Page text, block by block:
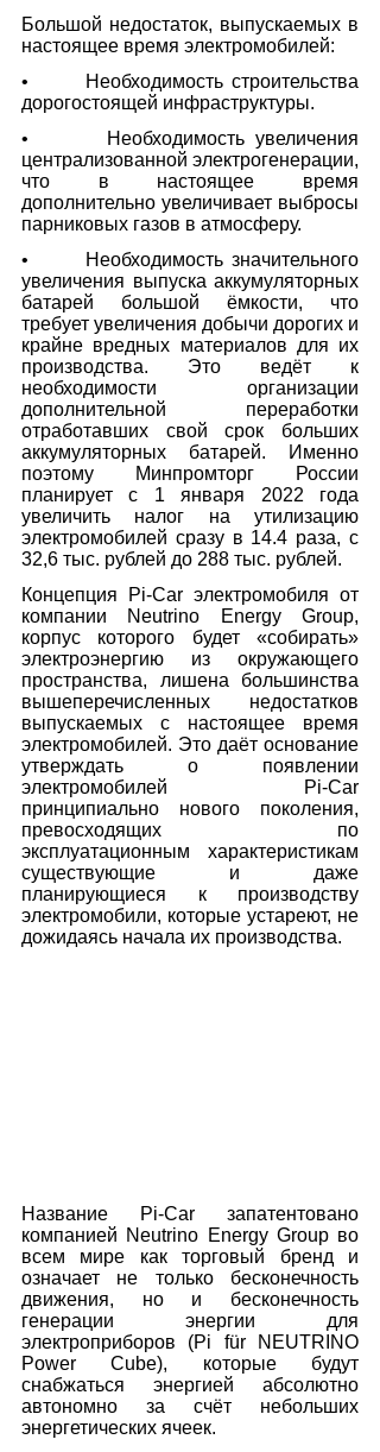
Большой недостаток, выпускаемых в
настоящее время электромобилей:
•       Необходимость строительства
дорогостоящей инфраструктуры.
•       Необходимость увеличения
централизованной электрогенерации,
что в настоящее время
дополнительно увеличивает выбросы
парниковых газов в атмосферу.
•       Необходимость значительного
увеличения выпуска аккумуляторных
батарей большой ёмкости, что
требует увеличения добычи дорогих и
крайне вредных материалов для их
производства. Это ведёт к
необходимости организации
дополнительной переработки
отработавших свой срок больших
аккумуляторных батарей. Именно
поэтому Минпромторг России
планирует с 1 января 2022 года
увеличить налог на утилизацию
электромобилей сразу в 14.4 раза, с
32,6 тыс. рублей до 288 тыс. рублей.
Концепция Pi-Car электромобиля от
компании Neutrino Energy Group,
корпус которого будет «собирать»
электроэнергию из окружающего
пространства, лишена большинства
вышеперечисленных недостатков
выпускаемых с настоящее время
электромобилей. Это даёт основание
утверждать о появлении
электромобилей Pi-Car
принципиально нового поколения,
превосходящих по
эксплуатационным характеристикам
существующие и даже
планирующиеся к производству
электромобили, которые устареют, не
дожидаясь начала их производства.
Название Pi-Car запатентовано
компанией Neutrino Energy Group во
всем мире как торговый бренд и
означает не только бесконечность
движения, но и бесконечность
генерации энергии для
электроприборов (Pi für NEUTRINO
Power Cube), которые будут
снабжаться энергией абсолютно
автономно за счёт небольших
энергетических ячеек.